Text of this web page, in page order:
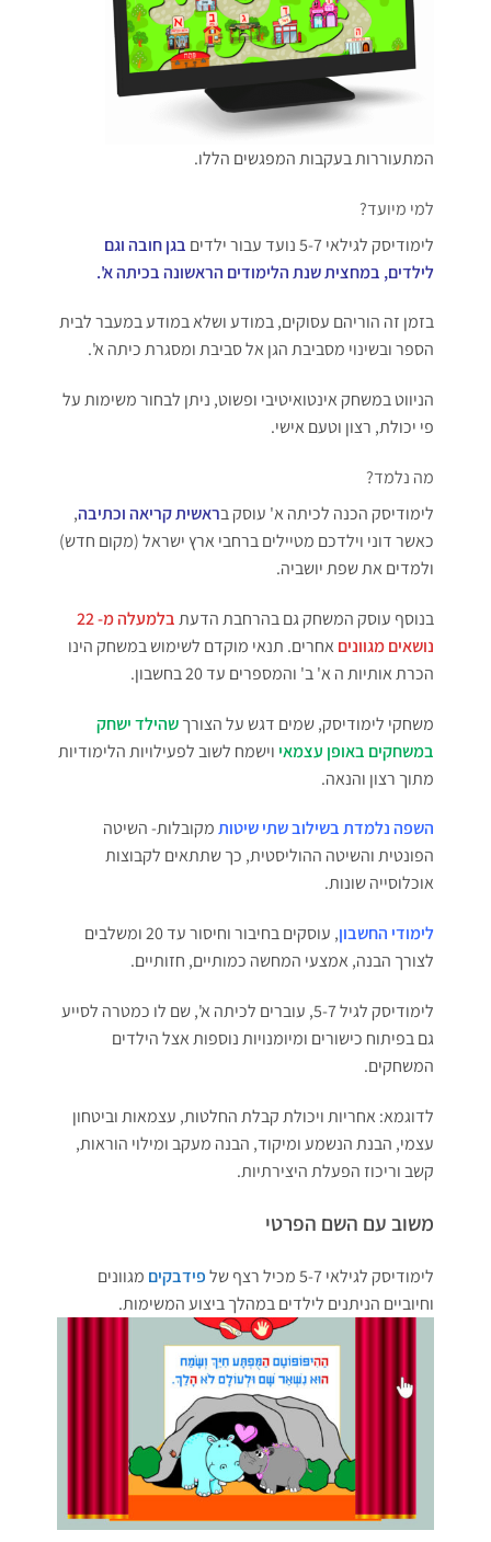
המתעוררות בעקבות המפגשים הללו.
למי מיועד?
לימודיסק לגילאי 5-7 נועד עבור ילדים
בגן חובה וגם
לילדים, במחצית שנת הלימודים הראשונה בכיתה א'.
בזמן זה הוריהם עסוקים, במודע ושלא במודע במעבר לבית
הספר ובשינוי מסביבת הגן אל סביבת ומסגרת כיתה א'.
הניווט במשחק אינטואיטיבי ופשוט, ניתן לבחור משימות על
פי יכולת, רצון וטעם אישי.
מה נלמד?
לימודיסק הכנה לכיתה א' עוסק בראשית קריאה וכתיבה,
כאשר דוני וילדכם מטיילים ברחבי ארץ ישראל (מקום חדש)
ולמדים את שפת יושביה.
בנוסף עוסק המשחק גם בהרחבת הדעת
בלמעלה מ- 22
נושאים מגוונים אחרים. תנאי מוקדם לשימוש במשחק הינו
הכרת אותיות ה א' ב' והמספרים עד 20 בחשבון.
משחקי לימודיסק, שמים דגש על הצורךשהילד ישחק
במשחקים באופן עצמאי וישמח לשוב לפעילויות הלימודיות
מתוך רצון והנאה.
השפה נלמדת בשילוב שתי שיטותמקובלות- השיטה
הפונטית והשיטה ההוליסטית, כך שתתאים לקבוצות
אוכלוסייה שונות.
לימודי החשבון
, עוסקים בחיבור וחיסור עד 20 ומשלבים
לצורך הבנה, אמצעי המחשה כמותיים, חזותיים.
לימודיסק לגיל 5-7, עוברים לכיתה א', שם לו כמטרה לסייע
גם בפיתוח כישורים ומיומנויות נוספות אצל הילדים
המשחקים.
לדוגמא: אחריות ויכולת קבלת החלטות, עצמאות וביטחון
עצמי, הבנת הנשמע ומיקוד, הבנה מעקב ומילוי הוראות,
קשב וריכוז הפעלת היצירתיות.
משוב עם השם הפרטי
לימודיסק לגילאי 5-7 מכיל רצף של פידבקים מגוונים
וחיוביים הניתנים לילדים במהלך ביצוע המשימות.